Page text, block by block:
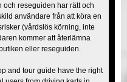
och reseguiden har rätt och
användare från att köra en
(vårdslös körning, inte
kommer att återlämna
eller reseguiden.
and tour guide have the right